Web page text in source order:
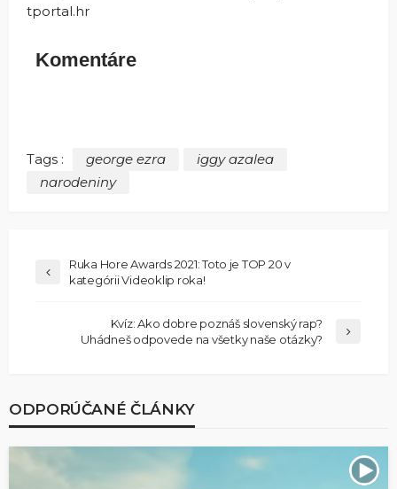
tportal.hr
Komentáre
Tags : george ezra
iggy azalea
narodeniny
Ruka Hore Awards 2021: Toto je TOP 20 v
kategórii Videoklip roka!
Kvíz: Ako dobre poznáš slovenský rap?
Uhádneš odpovede na všetky naše otázky?
ODPORÚČANÉ ČLÁNKY